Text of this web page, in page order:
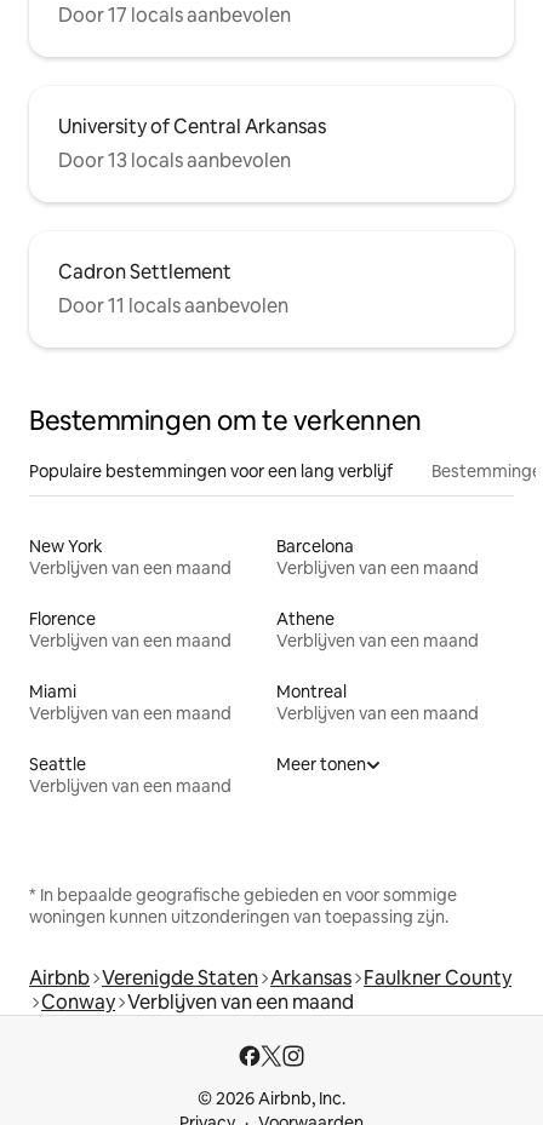
Door 17 locals aanbevolen
University of Central Arkansas
Door 13 locals aanbevolen
Cadron Settlement
Door 11 locals aanbevolen
Bestemmingen om te verkennen
Populaire bestemmingen voor een lang verblijf
New York
Verblijven van een maand
Barcelona
Verblijven van een maand
Florence
Verblijven van een maand
Athene
Verblijven van een maand
Miami
Verblijven van een maand
Montreal
Verblijven van een maand
Seattle
Verblijven van een maand
Meer tonen
* In bepaalde geografische gebieden en voor sommige
woningen kunnen uitzonderingen van toepassing zijn.
Airbnb Verenigde Staten Arkansas Faulkner County
Conway Verblijven van een maand
© 2026 Airbnb, Inc.